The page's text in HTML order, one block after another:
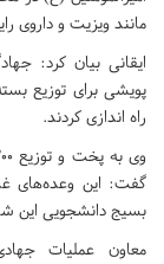
مانند ویزیت و داروی
ایقانی بیان کرد:
پویشی برای توزیع
راه اندازی کردند.
گفت: این وعده‌های
بسیج دانشجویی این
معاون عملیات